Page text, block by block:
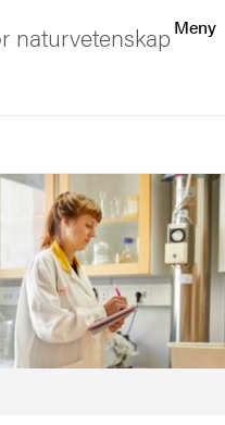
Meny
naturvetenskap